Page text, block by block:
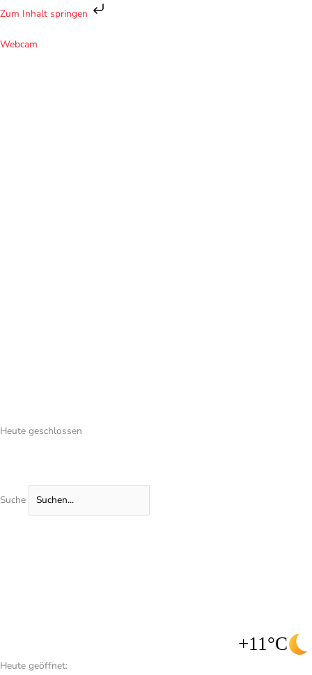
Zum Inhalt springen
Zum
springen
Webcam
Heute geschlossen
Suche
+11°C
Heute geöffnet: